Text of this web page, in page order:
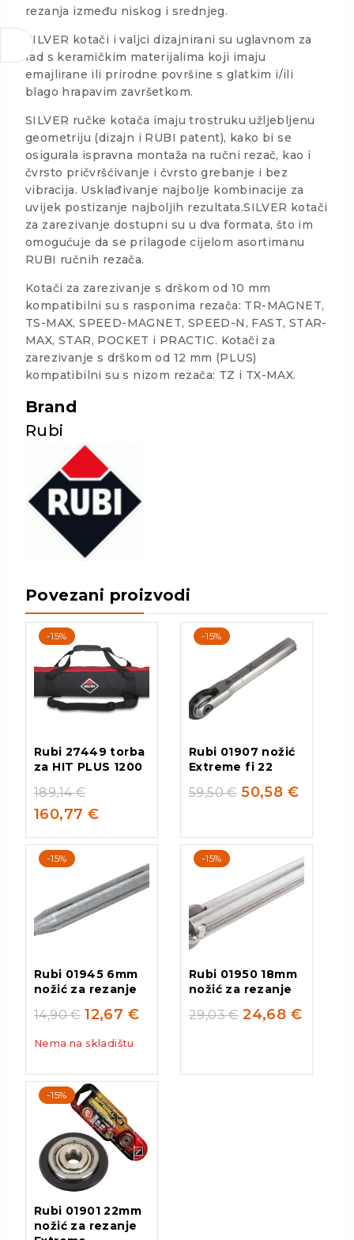
rezanja između niskog i srednjeg.
SILVER kotači i valjci dizajnirani su uglavnom za
rad s keramičkim materijalima koji imaju
emajlirane ili prirodne površine s glatkim i/ili
blago hrapavim završetkom.
SILVER ručke kotača imaju trostruku užljebljenu
geometriju (dizajn i RUBI patent), kako bi se
osigurala ispravna montaža na ručni rezač, kao i
čvrsto pričvršćivanje i čvrsto grebanje i bez
vibracija. Usklađivanje najbolje kombinacije za
uvijek postizanje najboljih rezultata.SILVER kotači
za zarezivanje dostupni su u dva formata, što im
omogućuje da se prilagode cijelom asortimanu
RUBI ručnih rezača.
Kotači za zarezivanje s drškom od 10 mm
kompatibilni su s rasponima rezača: TR-MAGNET,
TS-MAX, SPEED-MAGNET, SPEED-N, FAST, STAR-
MAX, STAR, POCKET i PRACTIC. Kotači za
zarezivanje s drškom od 12 mm (PLUS)
kompatibilni su s nizom rezača: TZ i TX-MAX.
Brand
Rubi
Povezani proizvodi
-15%
Rubi 27449 torba
za HIT PLUS 1200
189,14€
160,77 €
-15%
Rubi 01907 nožić
Extreme fi 22
59,50€ 50,58 €
-15%
Rubi 01945 6mm
nožić za rezanje
14,90€ 12,67 €
Nema na skladištu
-15%
Rubi 01950 18mm
nožić za rezanje
29,03€ 24,68 €
-15%
Rubi 01901 22mm
nožić za rezanje